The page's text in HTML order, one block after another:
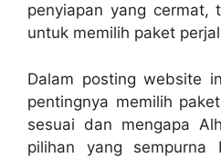
penyiapan yang cermat,
untuk memilih paket
Dalam posting website
pentingnya memilih
sesuai dan mengapa
pilihan yang sempurna